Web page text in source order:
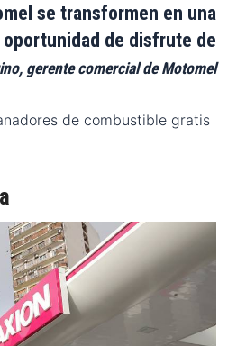
se transformen en una
de disfrute de
gerente comercial de Motomel
de combustible gratis